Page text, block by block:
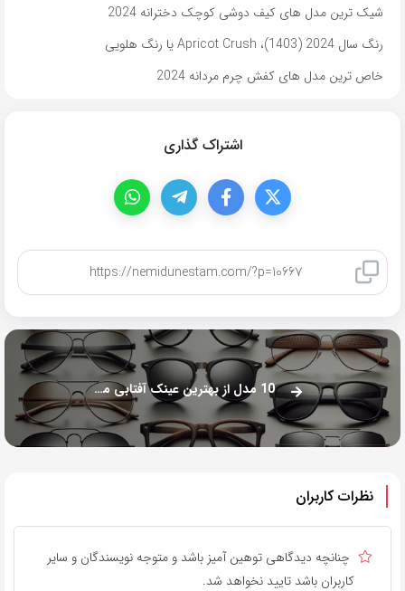
شیک ترین مدل های کیف دوشی کوچک دخترانه 2024
رنگ سال 2024 (1403)، Apricot Crush یا رنگ هلویی
خاص ترین مدل های کفش چرم مردانه 2024
اشتراک گذاری
10 مدل از بهترین عینک آفتابی مردانه 2024
نظرات کاربران
چنانچه دیدگاهی توهین آمیز باشد و متوجه نویسندگان و سایر
کاربران باشد تایید نخواهد شد.